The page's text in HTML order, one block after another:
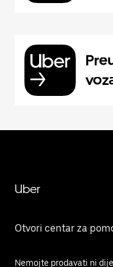
Uber
Otvori centar za
Nemojte prodavati ni